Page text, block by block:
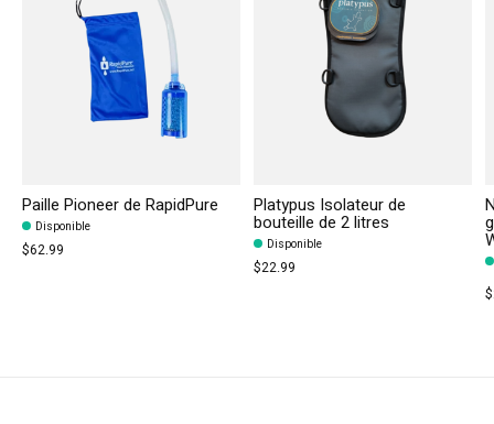
Paille Pioneer de RapidPure
Disponible
$62.99
Platypus Isolateur de
bouteille de 2 litres
Disponible
$22.99